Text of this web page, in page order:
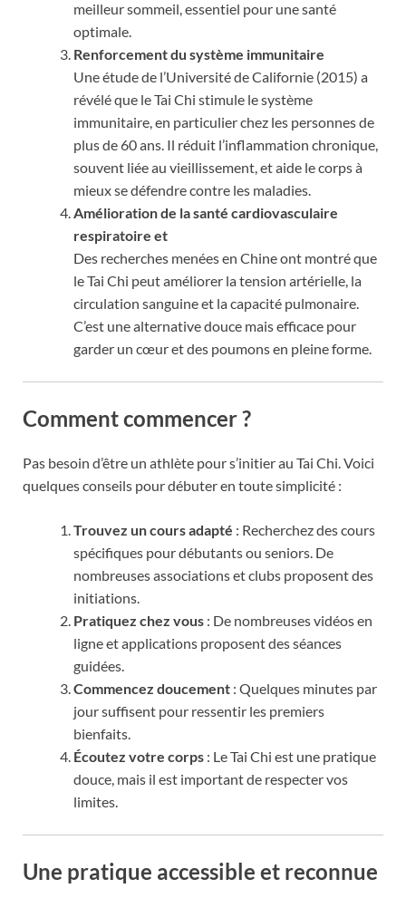
meilleur sommeil, essentiel pour une santé
optimale.
Renforcement du système immunitaire
Une étude de l’Université de Californie (2015) a
révélé que le Tai Chi stimule le système
immunitaire, en particulier chez les personnes de
plus de 60 ans. Il réduit l’inflammation chronique,
souvent liée au vieillissement, et aide le corps à
mieux se défendre contre les maladies.
Amélioration de la santé cardiovasculaire
respiratoire et
Des recherches menées en Chine ont montré que
le Tai Chi peut améliorer la tension artérielle, la
circulation sanguine et la capacité pulmonaire.
C’est une alternative douce mais efficace pour
garder un cœur et des poumons en pleine forme.
Comment commencer ?
Pas besoin d’être un athlète pour s’initier au Tai Chi. Voici
quelques conseils pour débuter en toute simplicité :
Trouvez un cours adapté : Recherchez des cours
spécifiques pour débutants ou seniors. De
nombreuses associations et clubs proposent des
initiations.
Pratiquez chez vous : De nombreuses vidéos en
ligne et applications proposent des séances
guidées.
Commencez doucement : Quelques minutes par
jour suffisent pour ressentir les premiers
bienfaits.
Écoutez votre corps : Le Tai Chi est une pratique
douce, mais il est important de respecter vos
limites.
Une pratique accessible et reconnue